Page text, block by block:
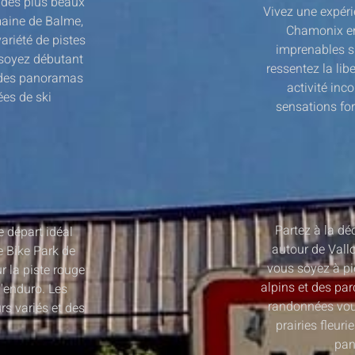
de Balme,
de pistes
débutant
panoramas
de ski
Vivez une
Chamonix
imprenables
ressentez la
activité
sensations
départ idéal
Bike Park de
la piste rouge
Les
variés et des
Partez à la
autour de
vous soyez à
alpins et des
randonnées
prairies